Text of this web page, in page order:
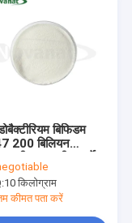
बिफिडम
200 बिलियन
मुक्त/डेयरी मुक्त
10 किलोग्राम
कीमत पता करें